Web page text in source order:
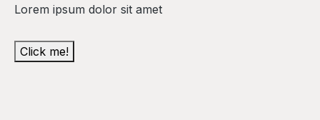
Lorem ipsum dolor sit amet
Click me!